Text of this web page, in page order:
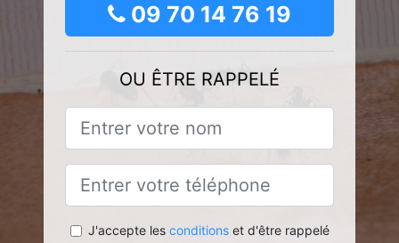
09 70 14 76 19
OU ÊTRE RAPPELÉ
J'accepte les conditionset d'être rappelé